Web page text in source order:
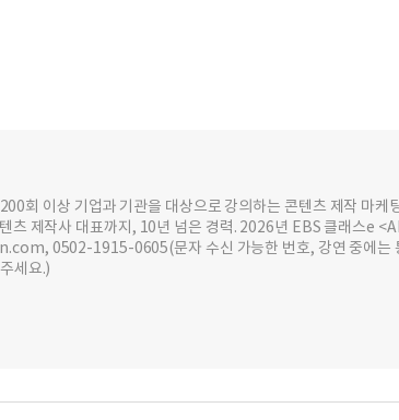
회 이상 기업과 기관을 대상으로 강의하는 콘텐츠 제작 마케
츠 제작사 대표까지, 10년 넘은 경력. 2026년 EBS 클래스e
0502-1915-0605(문자 수신 가능한 번호, 강연 중에는
세요.)